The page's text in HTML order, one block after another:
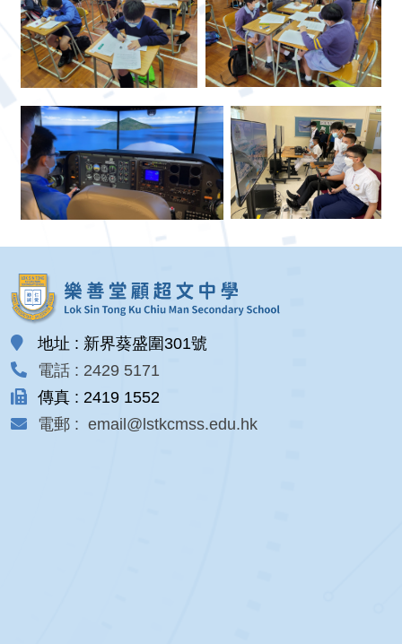
地址 : 新界葵盛圍301號
電話 : 2429 5171
傳真 : 2419 1552
電郵 : email@lstkcmss.edu.hk